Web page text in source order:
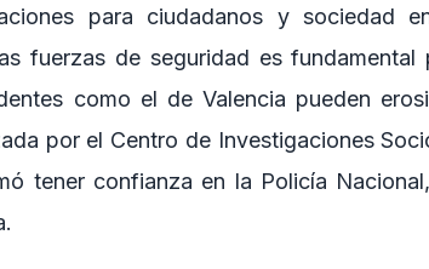
para ciudadanos y sociedad
fuerzas de seguridad es fundamental
como el de Valencia pueden
por el Centro de Investigaciones
tener confianza en la Policía